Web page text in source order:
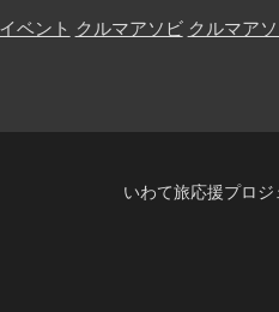
イベント クルマアソビ クルマア
いわて旅応援プロ